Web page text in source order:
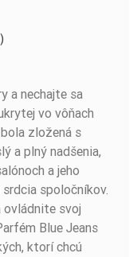
a nechajte sa
vo vôňach
zložená s
a plný nadšenia,
a jeho
spoločníkov.
svoj
Blue Jeans
ktorí chcú